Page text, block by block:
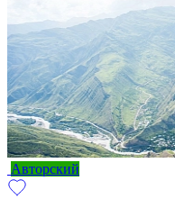
Авторский